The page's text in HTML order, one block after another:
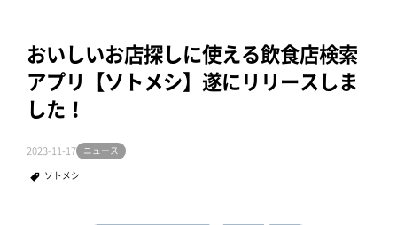
料金プラン
よくあるご質問
おいしいお店探しに使える飲食店検索
アプリ【ソトメシ】遂にリリースしま
した！
2023-11-17 ニュース
ソトメシ